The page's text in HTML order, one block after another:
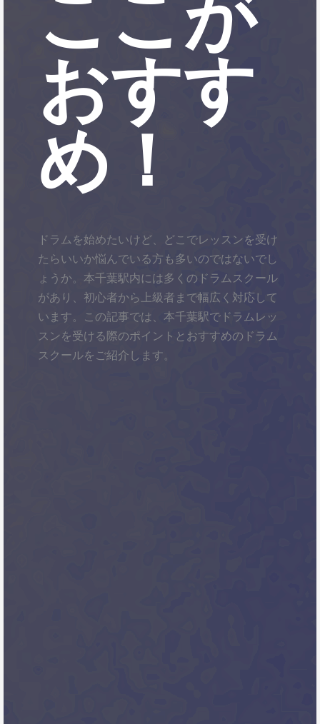
おすす
め！
ドラムを始めたいけど、どこでレッスンを受け
たらいいか悩んでいる方も多いのではないでし
ょうか。本千葉駅内には多くのドラムスクール
があり、初心者から上級者まで幅広く対応して
います。この記事では、本千葉駅でドラムレッ
スンを受ける際のポイントとおすすめのドラム
スクールをご紹介します。